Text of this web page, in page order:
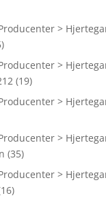
>
>
(19)
>
>
(35)
>